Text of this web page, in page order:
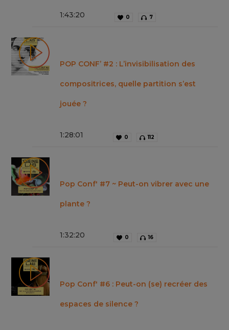
1:43:20 0 7
POP CONF’ #2 : L’invisibilisation des
compositrices, quelle partition s’est
jouée ?
1:28:01 0 112
Pop Conf' #7 ~ Peut-on vibrer avec une
plante ?
1:32:20 0 16
Pop Conf' #6 : Peut-on (se) recréer des
espaces de silence ?